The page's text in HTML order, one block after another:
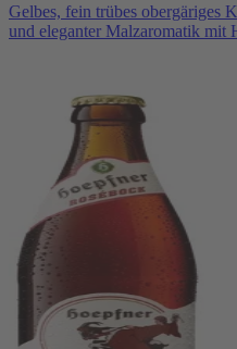
Gelbes, fein trübes obergäriges
und eleganter Malzaromatik mit